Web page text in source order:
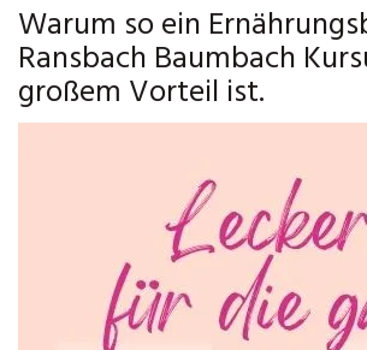
Warum so ein
Ransbach Baumbach
großem Vorteil ist.